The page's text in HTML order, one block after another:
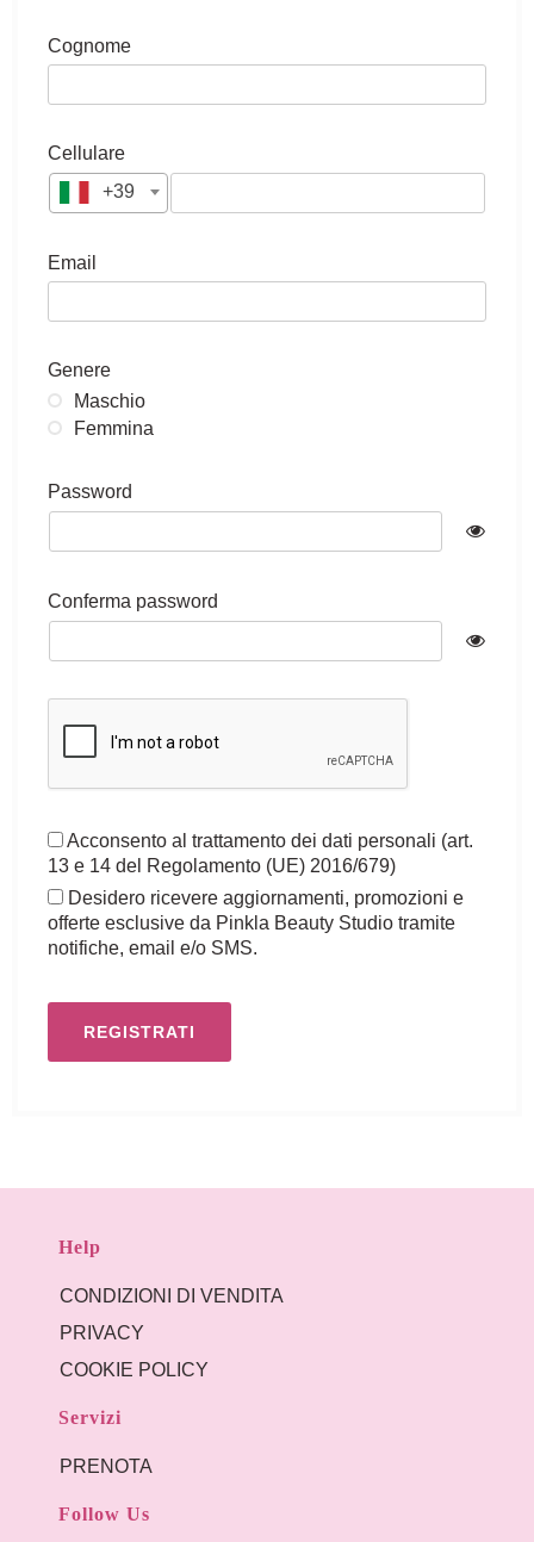
Cognome
Cellulare
+39
Email
Genere
Maschio
Femmina
Password
Conferma password
Acconsento al trattamento dei dati personali (art.
13 e 14 del Regolamento (UE) 2016/679)
Desidero ricevere aggiornamenti, promozioni e
offerte esclusive da Pinkla Beauty Studio tramite
notifiche, email e/o SMS.
Help
CONDIZIONI DI VENDITA
PRIVACY
COOKIE POLICY
Servizi
PRENOTA
Follow Us